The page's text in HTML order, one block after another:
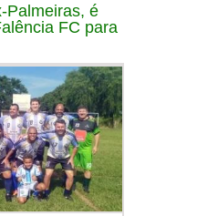
Palmeiras, é
FC para